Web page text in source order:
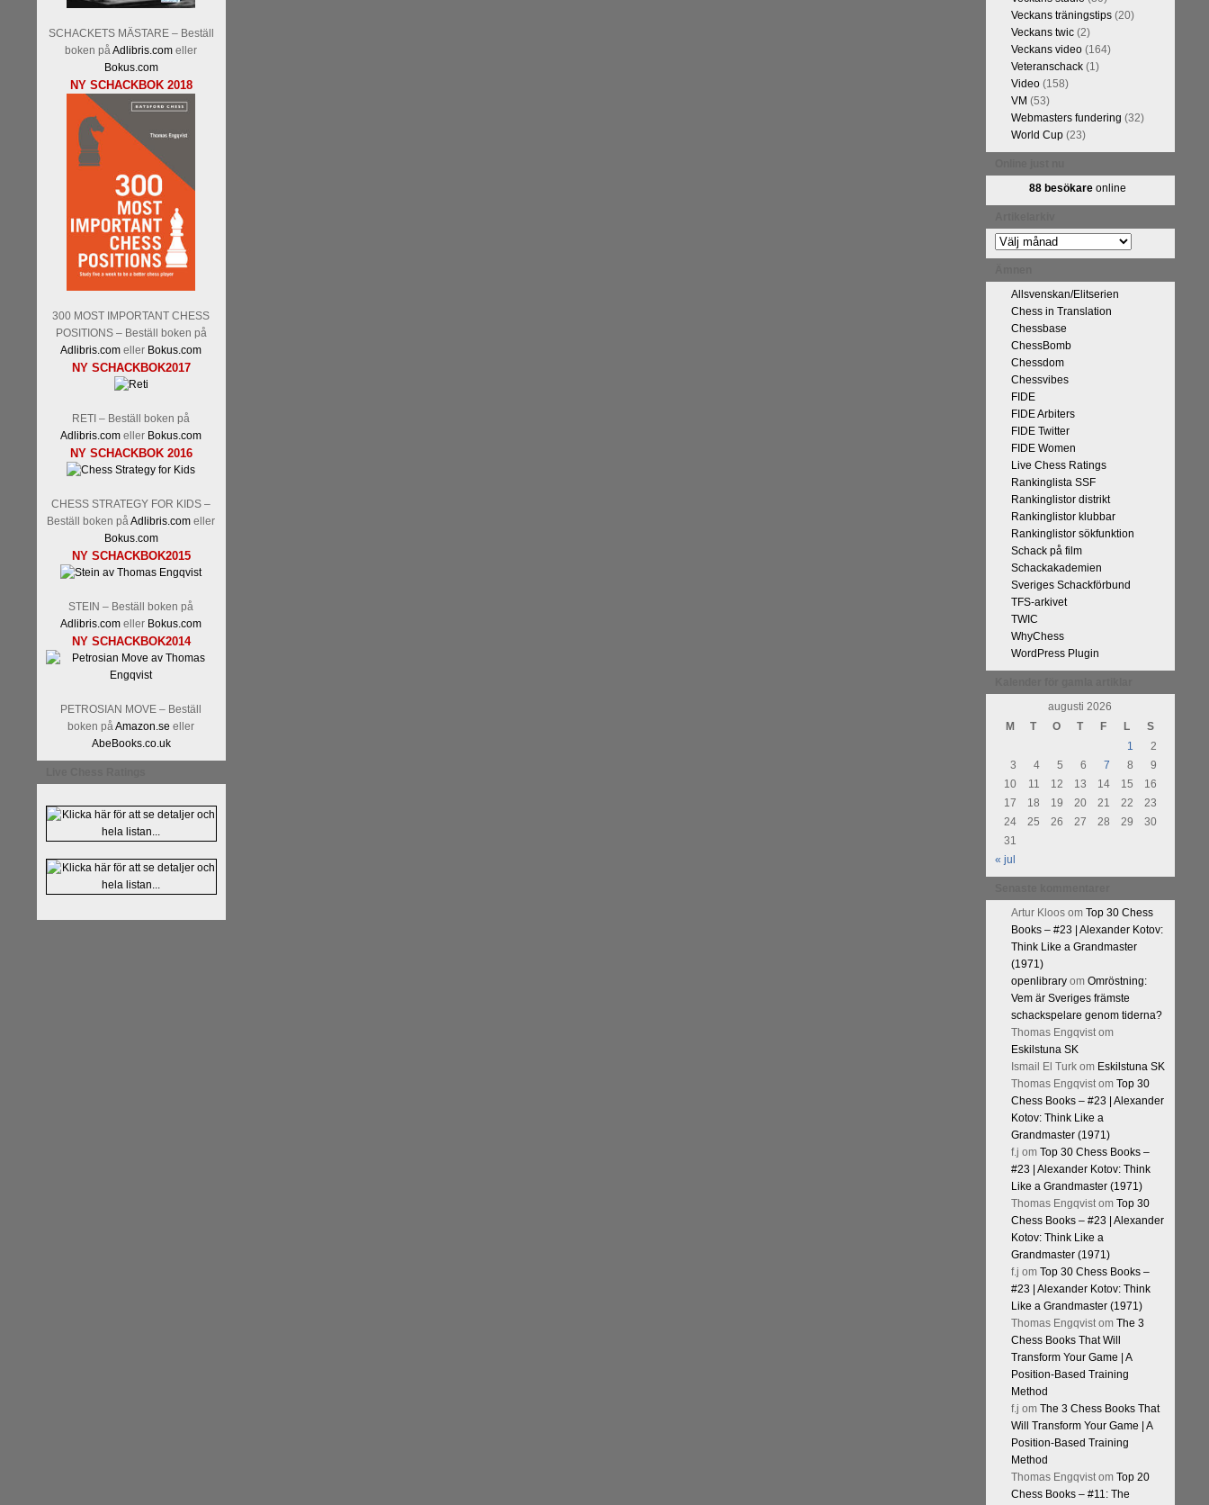
SCHACKETS MÄSTARE – Beställ
boken på Adlibris.com eller
Bokus.com
NY SCHACKBOK 2018
300 MOST IMPORTANT CHESS
POSITIONS – Beställ boken på
Adlibris.com eller Bokus.com
NY SCHACKBOK2017
RETI – Beställ boken på
Adlibris.com eller Bokus.com
NY SCHACKBOK 2016
CHESS STRATEGY FOR KIDS –
Beställ boken påAdlibris.com eller
Bokus.com
NY SCHACKBOK2015
STEIN – Beställ boken på
Adlibris.com eller Bokus.com
NY SCHACKBOK2014
PETROSIAN MOVE – Beställ
boken påAmazon.se eller
AbeBooks.co.uk
Veckans träningstips(20)
Veckans twic(2)
Veckans video(164)
Veteranschack(1)
Video(158)
VM (53)
Webmasters fundering (32)
World Cup(23)
88 besökareonline
Artikelarkiv
Allsvenskan/Elitserien
Chess in Translation
Chessbase
ChessBomb
Chessdom
Chessvibes
FIDE
FIDE Arbiters
FIDE Twitter
FIDE Women
Live Chess Ratings
Rankinglista SSF
Rankinglistor distrikt
Rankinglistor klubbar
Rankinglistor sökfunktion
Schack på film
Schackakademien
Sveriges Schackförbund
TFS-arkivet
TWIC
WhyChess
WordPress Plugin
augusti 2026
M
T O T F L
S
1
2
3
4 5 6 7 8
9
10
11 12 13 14 15
16
17
18 19 20 21 22
23
24
25 26 27 28 29
30
31
« jul
Artur Kloosom Top 30 Chess
Books – #23 | Alexander Kotov:
Think Like a Grandmaster
(1971)
openlibraryom Omröstning:
Vem är Sveriges främste
schackspelare genom tiderna?
Thomas Engqvistom
Eskilstuna SK
Ismail El Turkom Eskilstuna SK
Thomas Engqvistom Top 30
Chess Books – #23 | Alexander
Kotov: Think Like a
Grandmaster (1971)
f.j om Top 30 Chess Books –
#23 | Alexander Kotov: Think
Like a Grandmaster (1971)
Thomas Engqvistom Top 30
Chess Books – #23 | Alexander
Kotov: Think Like a
Grandmaster (1971)
f.j om Top 30 Chess Books –
#23 | Alexander Kotov: Think
Like a Grandmaster (1971)
Thomas Engqvistom The 3
Chess Books That Will
Transform Your Game | A
Position-Based Training
Method
f.j om The 3 Chess Books That
Will Transform Your Game | A
Position-Based Training
Method
Thomas Engqvistom Top 20
Chess Books – #11: The